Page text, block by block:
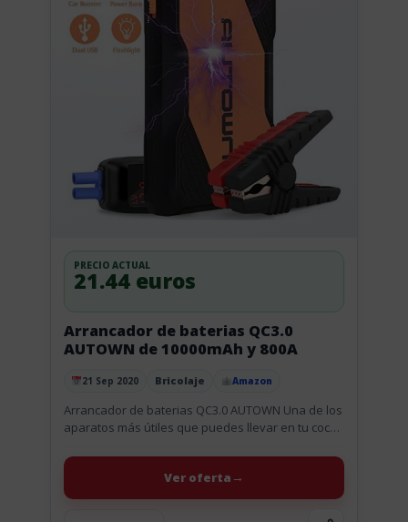
Publicado el
21 Sep 2020 Bricolaje Amazon
Arrancador de baterias QC3.0
AUTOWN de 10000mAh y 800A
PRECIO ACTUAL
21.44 euros
Arrancador de baterias QC3.0 AUTOWN Una de los
aparatos más útiles que puedes llevar en tu coche
Ver oferta